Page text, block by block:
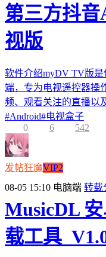
第三方抖音
视版
软件介绍myDV TV版
端，专为电视遥控器操
频、观看关注的直播以
#Android#电视盒子
0
6 542
发帖狂魔VIP2
08-05 15:10 电脑端 转载
MusicDL
载工具